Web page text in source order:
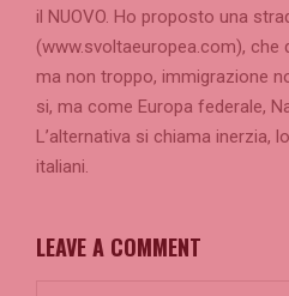
il NUOVO. Ho proposto una
(www.svoltaeuropea.com), che
ma non troppo, immigrazione
si, ma come Europa federale,
L’alternativa si chiama inerzia,
italiani.
LEAVE A COMMENT